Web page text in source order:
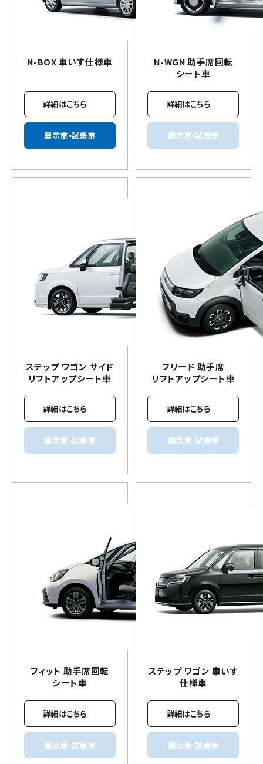
N-BOX車いす仕様車
詳細はこちら
展示車・試乗車
N-WGN 助手席回転
シート車
詳細はこちら
展示車・試乗車
ステップ ワゴン サイド
リフトアップシート車
詳細はこちら
展示車・試乗車
フリード 助手席
リフトアップシート車
詳細はこちら
展示車・試乗車
フィット 助手席回転
シート車
詳細はこちら
展示車・試乗車
ステップ ワゴン 車いす
仕様車
詳細はこちら
展示車・試乗車